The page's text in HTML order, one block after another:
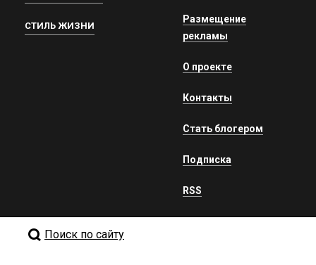
СТИЛЬ ЖИЗНИ
Размещение
рекламы
О проекте
Контакты
Стать блогером
Подписка
RSS
Поиск по сайту